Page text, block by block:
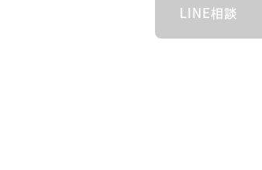
LINE相談